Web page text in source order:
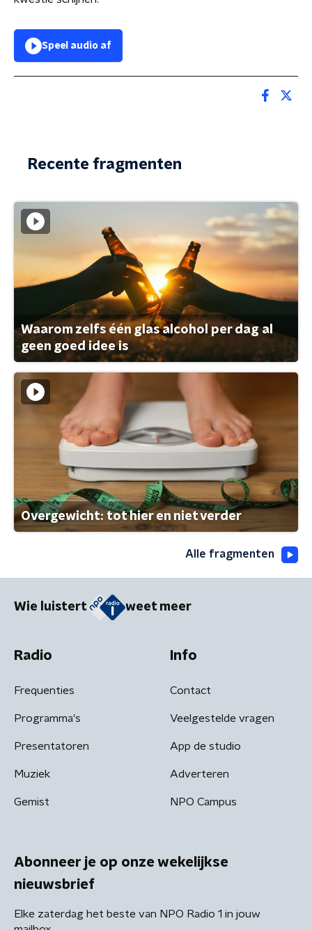
Speel audio af
Recente fragmenten
Waarom zelfs één glas alcohol per dag al
geen goed idee is
Overgewicht: tot hier en niet verder
Alle fragmenten
Wie luistert weet meer
Radio
Frequenties
Programma's
Presentatoren
Muziek
Gemist
Info
Contact
Veelgestelde vragen
App de studio
Adverteren
NPO Campus
Abonneer je op onze wekelijkse
nieuwsbrief
Elke zaterdag het beste van NPO Radio 1 in jouw